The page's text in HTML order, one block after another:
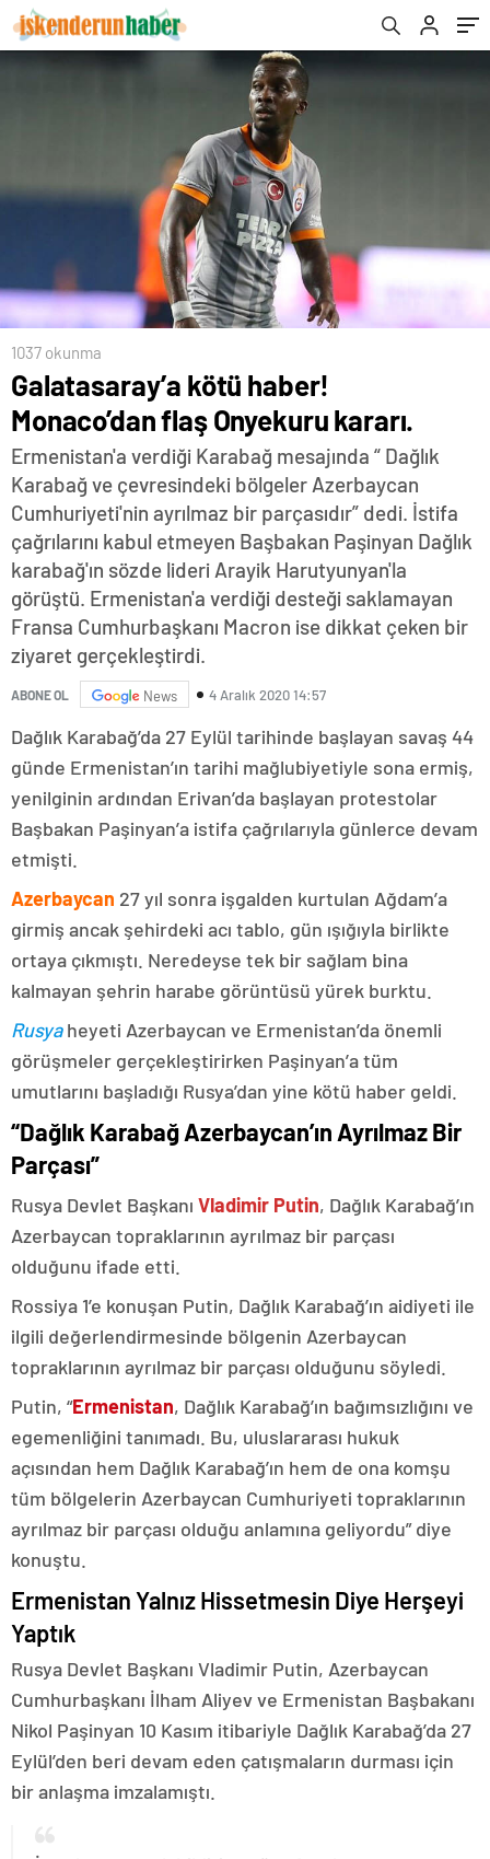
1037 okunma
Galatasaray’a kötü haber!
Monaco’dan flaş Onyekuru kararı.
Ermenistan'a verdiği Karabağ mesajında “ Dağlık
Karabağ ve çevresindeki bölgeler Azerbaycan
Cumhuriyeti'nin ayrılmaz bir parçasıdır” dedi. İstifa
çağrılarını kabul etmeyen Başbakan Paşinyan Dağlık
karabağ'ın sözde lideri Arayik Harutyunyan'la
görüştü. Ermenistan'a verdiği desteği saklamayan
Fransa Cumhurbaşkanı Macron ise dikkat çeken bir
ziyaret gerçekleştirdi.
ABONE OL News 4 Aralık 2020 14:57
Dağlık Karabağ’da 27 Eylül tarihinde başlayan savaş 44
günde Ermenistan’ın tarihi mağlubiyetiyle sona ermiş,
yenilginin ardından Erivan’da başlayan protestolar
Başbakan Paşinyan’a istifa çağrılarıyla günlerce devam
etmişti.
Azerbaycan 27 yıl sonra işgalden kurtulan Ağdam’a
girmiş ancak şehirdeki acı tablo, gün ışığıyla birlikte
ortaya çıkmıştı. Neredeyse tek bir sağlam bina
kalmayan şehrin harabe görüntüsü yürek burktu.
Rusyaheyeti Azerbaycan ve Ermenistan’da önemli
görüşmeler gerçekleştirirken Paşinyan’a tüm
umutlarını başladığı Rusya’dan yine kötü haber geldi.
“Dağlık Karabağ Azerbaycan’ın Ayrılmaz Bir
Parçası”
Rusya Devlet Başkanı Vladimir Putin, Dağlık Karabağ’ın
Azerbaycan topraklarının ayrılmaz bir parçası
olduğunu ifade etti.
Rossiya 1’e konuşan Putin, Dağlık Karabağ’ın aidiyeti ile
ilgili değerlendirmesinde bölgenin Azerbaycan
topraklarının ayrılmaz bir parçası olduğunu söyledi.
Putin, “Ermenistan, Dağlık Karabağ’ın bağımsızlığını ve
egemenliğini tanımadı. Bu, uluslararası hukuk
açısından hem Dağlık Karabağ’ın hem de ona komşu
tüm bölgelerin Azerbaycan Cumhuriyeti topraklarının
ayrılmaz bir parçası olduğu anlamına geliyordu” diye
konuştu.
Ermenistan Yalnız Hissetmesin Diye Herşeyi
Yaptık
Rusya Devlet Başkanı Vladimir Putin, Azerbaycan
Cumhurbaşkanı İlham Aliyev ve Ermenistan Başbakanı
Nikol Paşinyan 10 Kasım itibariyle Dağlık Karabağ’da 27
Eylül’den beri devam eden çatışmaların durması için
bir anlaşma imzalamıştı.